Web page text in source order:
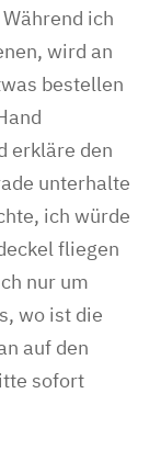
ich
wird an
bestellen
erkläre den
unterhalte
ich würde
fliegen
nur um
wo ist die
auf den
sofort